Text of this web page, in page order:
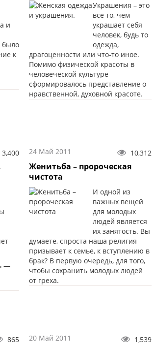
и
было
к
Украшения – это
всё то, чем
украшает себя
человек, будь то
одежда,
драгоценности или что-то иное.
Помимо физической красоты в
человеческой культуре
сформировалось представление о
нравственной, духовной красоте.
3,400
—
24 Май 2011 10,312
Женитьба – пророческая
чистота
И одной из
важных вещей
для молодых
людей является
их занятость. Вы
думаете, спроста наша религия
призывает к семье, к вступлению в
брак? В первую очередь, для того,
чтобы сохранить молодых людей
от греха.
865 20 Май 2011 1,539